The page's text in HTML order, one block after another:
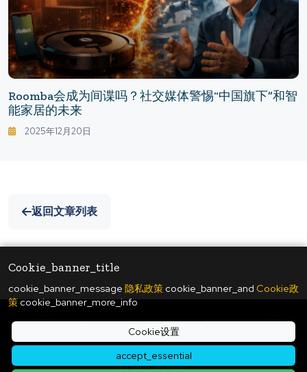
Cookie_banner_title
cookie_banner_message 隐私政策 cookie_banner_and Cookie政
策cookie_banner_more_info
Cookie设置
accept_essential
Roomba会成为间谍吗？社交媒体警惕“中国旗下”和智
能家居的未来
2025年12月20日
返回文章列表
联系我们 |服务条款 |隐私政策 |Cookie政策 |Cookie设置
© Copyright
ukiyo journal - 日本と世界をつなぐ新しいニュースメディア
All rights reserved.